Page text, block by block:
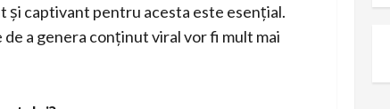
captivant pentru acesta este esențial.
a genera conținut viral vor fi mult mai